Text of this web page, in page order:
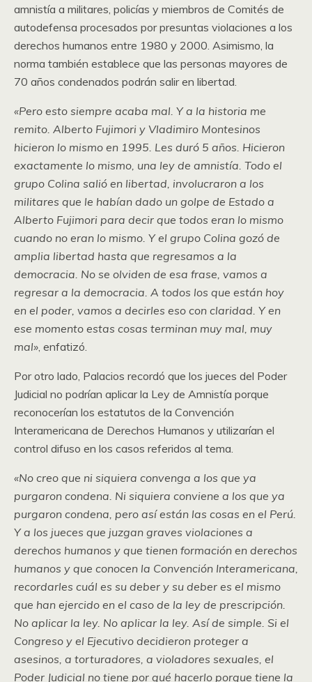
amnistía a militares, policías y miembros de Comités de
autodefensa procesados por presuntas violaciones a los
derechos humanos entre 1980 y 2000. Asimismo, la
norma también establece que las personas mayores de
70 años condenados podrán salir en libertad.
«Pero esto siempre acaba mal. Y a la historia me
remito. Alberto Fujimori y Vladimiro Montesinos
hicieron lo mismo en 1995. Les duró 5 años. Hicieron
exactamente lo mismo, una ley de amnistía. Todo el
grupo Colina salió en libertad, involucraron a los
militares que le habían dado un golpe de Estado a
Alberto Fujimori para decir que todos eran lo mismo
cuando no eran lo mismo. Y el grupo Colina gozó de
amplia libertad hasta que regresamos a la
democracia. No se olviden de esa frase, vamos a
regresar a la democracia. A todos los que están hoy
en el poder, vamos a decirles eso con claridad. Y en
ese momento estas cosas terminan muy mal, muy
mal» , enfatizó.
Por otro lado, Palacios recordó que los jueces del Poder
Judicial no podrían aplicar la Ley de Amnistía porque
reconocerían los estatutos de la Convención
Interamericana de Derechos Humanos y utilizarían el
control difuso en los casos referidos al tema.
«No creo que ni siquiera convenga a los que ya
purgaron condena. Ni siquiera conviene a los que ya
purgaron condena, pero así están las cosas en el Perú.
Y a los jueces que juzgan graves violaciones a
derechos humanos y que tienen formación en derechos
humanos y que conocen la Convención Interamericana,
recordarles cuál es su deber y su deber es el mismo
que han ejercido en el caso de la ley de prescripción.
No aplicar la ley. No aplicar la ley. Así de simple. Si el
Congreso y el Ejecutivo decidieron proteger a
asesinos, a torturadores, a violadores sexuales, el
Poder Judicial no tiene por qué hacerlo porque tiene la